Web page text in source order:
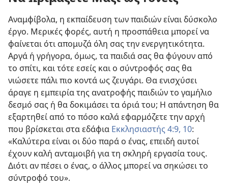
Αναμφίβολα, η εκπαίδευση των παιδιών είναι δύσκολο
έργο. Μερικές φορές, αυτή η προσπάθεια μπορεί να
φαίνεται ότι απομυζά όλη σας την ενεργητικότητα.
Αργά ή γρήγορα, όμως, τα παιδιά σας θα φύγουν από
το σπίτι, και τότε εσείς και ο σύντροφός σας θα
νιώσετε πάλι πιο κοντά ως ζευγάρι. Θα ενισχύσει
άραγε η εμπειρία της ανατροφής παιδιών το γαμήλιο
δεσμό σας ή θα δοκιμάσει τα όριά του; Η απάντηση θα
εξαρτηθεί από το πόσο καλά εφαρμόζετε την αρχή
που βρίσκεται στα εδάφια Εκκλησιαστής 4:9, 10:
«Καλύτερα είναι οι δύο παρά ο ένας, επειδή αυτοί
έχουν καλή ανταμοιβή για τη σκληρή εργασία τους.
Διότι αν πέσει ο ένας, ο άλλος μπορεί να σηκώσει το
σύντροφό του».